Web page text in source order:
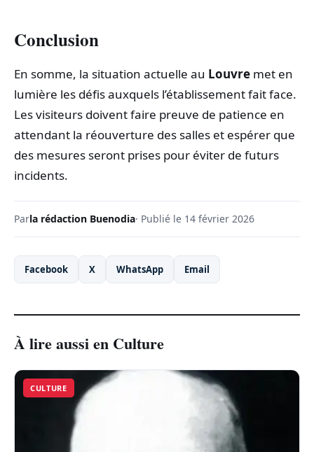
Conclusion
En somme, la situation actuelle au Louvre met en
lumière les défis auxquels l’établissement fait face.
Les visiteurs doivent faire preuve de patience en
attendant la réouverture des salles et espérer que
des mesures seront prises pour éviter de futurs
incidents.
Parla rédaction Buenodia· Publié le 14 février 2026
Facebook X WhatsApp Email
À lire aussi en Culture
CULTURE